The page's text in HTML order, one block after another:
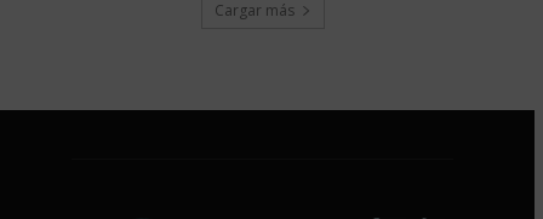
Cargar más